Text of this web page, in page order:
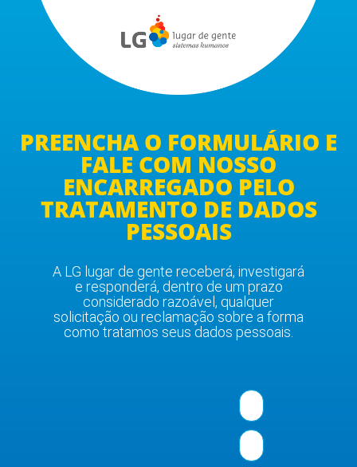
PREENCHA O FORMULÁRIO E
FALE COM NOSSO
ENCARREGADO PELO
TRATAMENTO DE DADOS
PESSOAIS
A LG lugar de gente receberá, investigará
e responderá, dentro de um prazo
considerado razoável, qualquer
solicitação ou reclamação sobre a forma
como tratamos seus dados pessoais.